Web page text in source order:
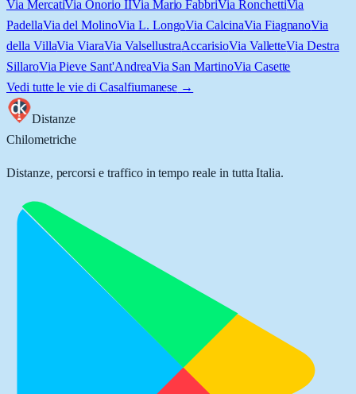
Via MercatiVia Onorio IIVia Mario FabbriVia RonchettiVia
PadellaVia del MolinoVia L. LongoVia CalcinaVia FiagnanoVia
della VillaVia ViaraVia ValsellustraAccarisioVia ValletteVia Destra
SillaroVia Pieve Sant'AndreaVia San MartinoVia Casette
Vedi tutte le vie di Casalfiumanese →
Distanze
Chilometriche
Distanze, percorsi e traffico in tempo reale in tutta Italia.